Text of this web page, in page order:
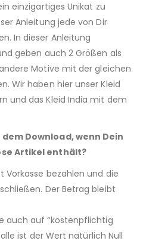
einzigartiges Unikat zu
Anleitung jede von Dir
In dieser Anleitung
geben auch 2 Größen als
Motive mit der gleichen
Wir haben hier unser Kleid
und das Kleid India mit dem
Download, wenn Dein
Artikel enthält?
Vorkasse bezahlen und die
Der Betrag bleibt
auch auf “kostenpflichtig
ist der Wert natürlich Null